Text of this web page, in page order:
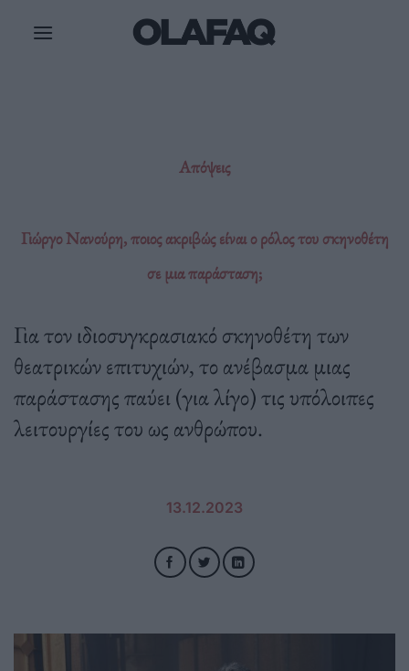
Απόψεις
Γιώργο Νανούρη, ποιος ακριβώς είναι ο ρόλος του σκηνοθέτη
σε μια παράσταση;
Για τον ιδιοσυγκρασιακό σκηνοθέτη των
θεατρικών επιτυχιών, το ανέβασμα μιας
παράστασης παύει (για λίγο) τις υπόλοιπες
λειτουργίες του ως ανθρώπου.
13.12.2023